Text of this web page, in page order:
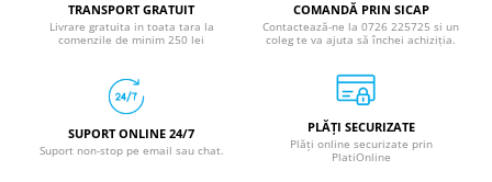
TRANSPORT GRATUIT
Livrare gratuita in toata tara la
comenzile de minim 250 lei
COMANDĂ PRIN SICAP
Contactează-ne la 0726 225725 si un
coleg te va ajuta să închei achiziția.
SUPORT ONLINE 24/7
Suport non-stop pe email sau chat.
PLĂȚI SECURIZATE
Plăți online securizate prin
PlatiOnline